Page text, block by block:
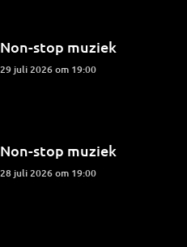
Non-stop muziek
29 juli 2026 om 19:00
Non-stop muziek
28 juli 2026 om 19:00